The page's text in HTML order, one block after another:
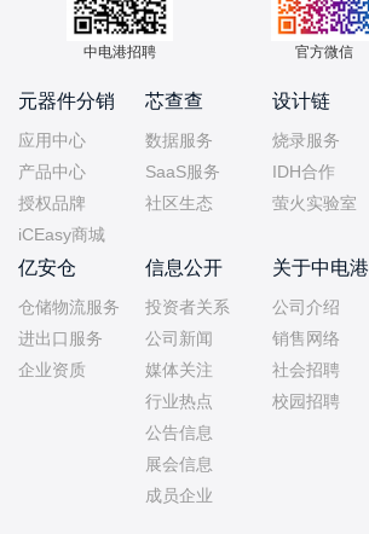
中电港招聘 官方微信
元器件分销
应用中心
产品中心
授权品牌
iCEasy商城
芯查查
数据服务
SaaS服务
社区生态
设计链
烧录服务
IDH合作
萤火实验室
亿安仓
仓储物流服务
进出口服务
企业资质
信息公开
投资者关系
公司新闻
媒体关注
行业热点
公告信息
展会信息
成员企业
关于中电港
公司介绍
销售网络
社会招聘
校园招聘